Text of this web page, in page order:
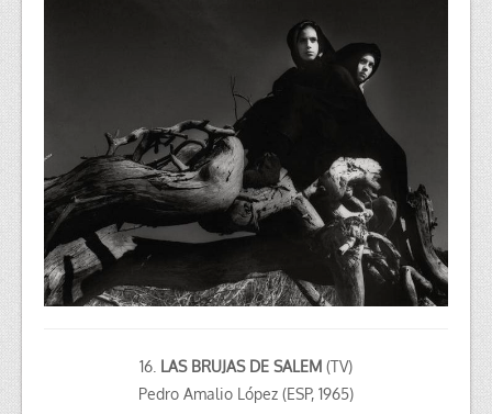
16. LAS BRUJAS DE SALEM (TV)
Pedro Amalio López (ESP, 1965)